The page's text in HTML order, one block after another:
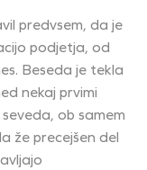
predvsem, da je
podjetja, od
Beseda je tekla
nekaj prvimi
ob samem
že precejšen del